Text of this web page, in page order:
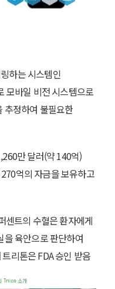
하는 시스템인
모바일 비전 시스템으로
추정하여 불필요한
만 달러(약 140억)
억의 자금을 보유하고
센트의 수혈은 환자에게
을 육안으로 판단하여
리톤은 FDA 승인 받음